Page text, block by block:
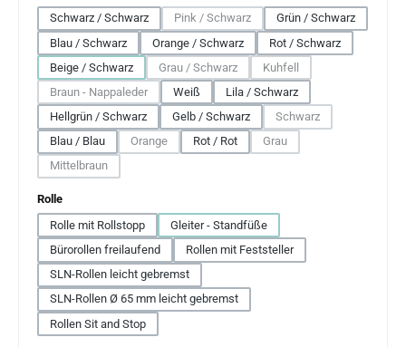
Schwarz / Schwarz
Pink / Schwarz
(Diese Option ist zurzeit nicht verfügbar.)
Grün / Schwarz
Blau / Schwarz
Orange / Schwarz
Rot / Schwarz
Beige / Schwarz
Grau / Schwarz
(Diese Option ist zurzeit nicht verfügbar.)
Kuhfell
(Diese Option ist zurzeit
Braun - Nappaleder
(Diese Option ist zurzeit nicht verfügbar.)
Weiß
Lila / Schwarz
Hellgrün / Schwarz
Gelb / Schwarz Schwarz
(Diese Option ist
Blau / Blau Orange
(Diese Option ist zurzeit nicht verfügbar.)
Rot / Rot Grau
(Diese Option ist zurzeit
Mittelbraun
(Diese Option ist zurzeit nicht verfügbar.)
Rolleauswählen
Rolle mit Rollstopp
Gleiter - Standfüße
Bürorollen freilaufend
Rollen mit Feststeller
SLN-Rollen leicht gebremst
SLN-Rollen Ø 65 mm leicht gebremst
Rollen Sit and Stop